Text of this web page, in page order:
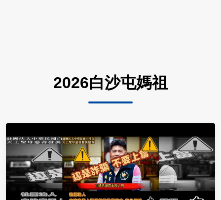
2026白沙屯媽祖